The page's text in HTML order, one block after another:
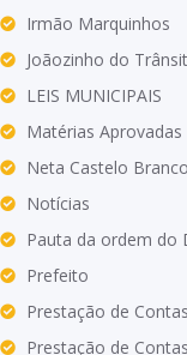
Irmão Marquinhos
Joãozinho do
LEIS MUNICIPAIS
Matérias Aprovadas
Neta Castelo Branco
Notícias
Pauta da ordem do
Prefeito
Prestação de
Prestação de